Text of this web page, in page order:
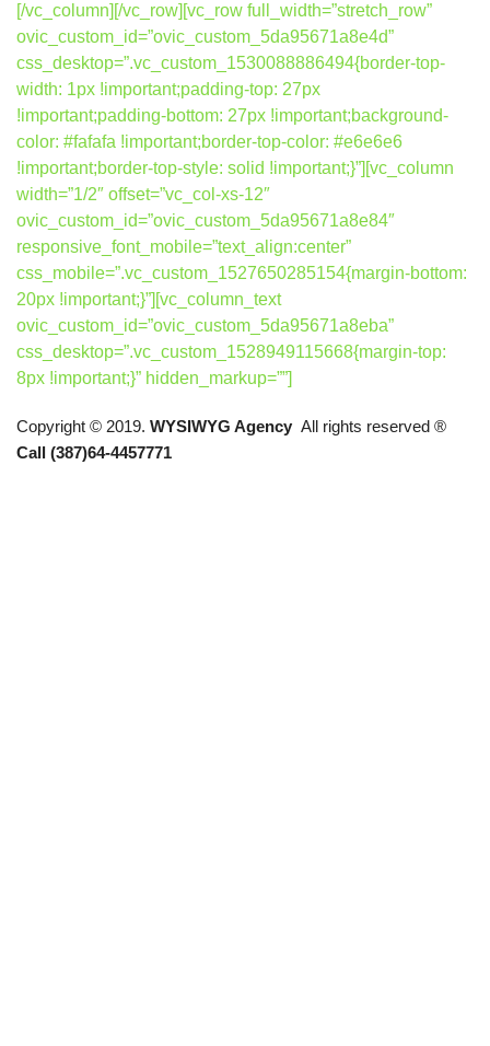
[/vc_column][/vc_row][vc_row full_width=”stretch_row”
ovic_custom_id=”ovic_custom_5da95671a8e4d”
css_desktop=”.vc_custom_1530088886494{border-top-
width: 1px !important;padding-top: 27px
!important;padding-bottom: 27px !important;background-
color: #fafafa !important;border-top-color: #e6e6e6
!important;border-top-style: solid !important;}”][vc_column
width=”1/2″ offset=”vc_col-xs-12″
ovic_custom_id=”ovic_custom_5da95671a8e84″
responsive_font_mobile=”text_align:center”
css_mobile=”.vc_custom_1527650285154{margin-bottom:
20px !important;}”][vc_column_text
ovic_custom_id=”ovic_custom_5da95671a8eba”
css_desktop=”.vc_custom_1528949115668{margin-top:
8px !important;}” hidden_markup=””]
Copyright © 2019. WYSIWYG Agency All rights reserved ®
Call (387)64-4457771